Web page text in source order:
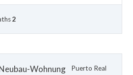
2
Wohnung
Puerto Real